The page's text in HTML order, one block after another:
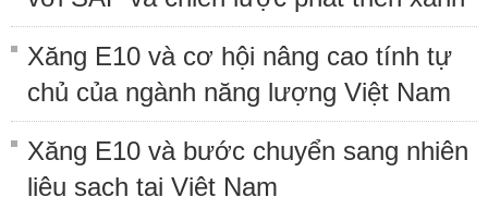
Xăng E10 và cơ hội nâng cao tính tự
chủ của ngành năng lượng Việt Nam
Xăng E10 và bước chuyển sang nhiên
liệu sạch tại Việt Nam